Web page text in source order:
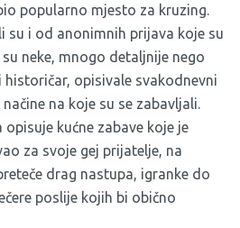
popularno mjesto za kruzing.
su i od anonimnih prijava koje su
neke, mnogo detaljnije nego
opisivale svakodnevni
na koje su se zabavljali.
kućne zabave koje je
za svoje gej prijatelje, na
drag nastupa, igranke do
poslije kojih bi obično